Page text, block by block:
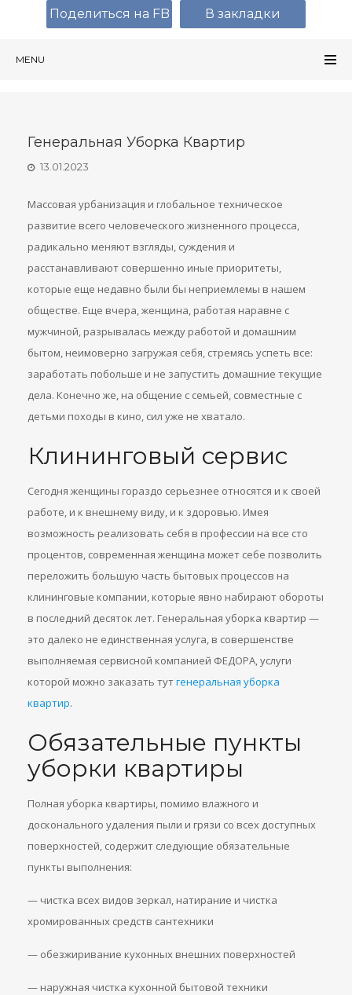
MENU
Генеральная Уборка Квартир
13.01.2023
Массовая урбанизация и глобальное техническое
развитие всего человеческого жизненного процесса,
радикально меняют взгляды, суждения и
расстанавливают совершенно иные приоритеты,
которые еще недавно были бы неприемлемы в нашем
обществе. Еще вчера, женщина, работая наравне с
мужчиной, разрывалась между работой и домашним
бытом, неимоверно загружая себя, стремясь успеть все:
заработать побольше и не запустить домашние текущие
дела. Конечно же, на общение с семьей, совместные с
детьми походы в кино, сил уже не хватало.
Клининговый сервис
Сегодня женщины гораздо серьезнее относятся и к своей
работе, и к внешнему виду, и к здоровью. Имея
возможность реализовать себя в профессии на все сто
процентов, современная женщина может себе позволить
переложить большую часть бытовых процессов на
клининговые компании, которые явно набирают обороты
в последний десяток лет. Генеральная уборка квартир —
это далеко не единственная услуга, в совершенстве
выполняемая сервисной компанией ФЕДОРА, услуги
которой можно заказать тутгенеральная уборка
квартир.
Обязательные пункты
уборки квартиры
Полная уборка квартиры, помимо влажного и
досконального удаления пыли и грязи со всех доступных
поверхностей, содержит следующие обязательные
пункты выполнения:
— чистка всех видов зеркал, натирание и чистка
хромированных средств сантехники
— обезжиривание кухонных внешних поверхностей
— наружная чистка кухонной бытовой техники
Поделиться на FB В закладки